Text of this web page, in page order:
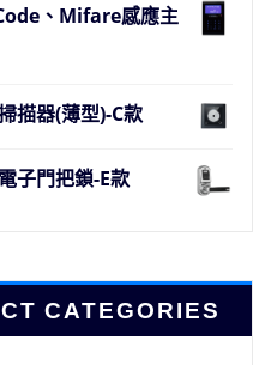
、Mifare感應主
描器(薄型)-C款
子門把鎖-E款
CATEGORIES